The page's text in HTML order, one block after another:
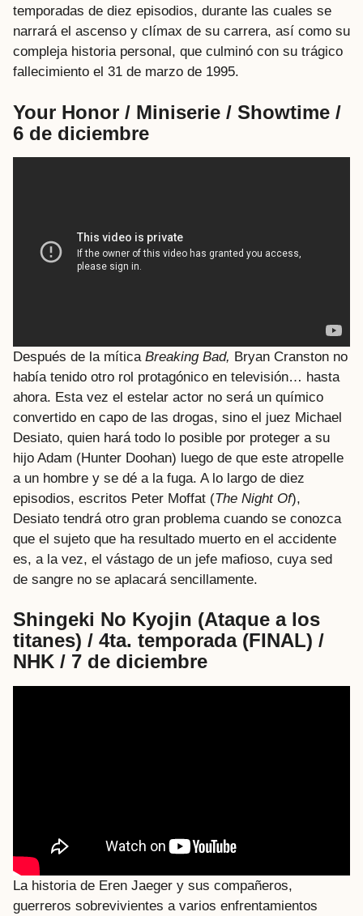
temporadas de diez episodios, durante las cuales se
narrará el ascenso y clímax de su carrera, así como su
compleja historia personal, que culminó con su trágico
fallecimiento el 31 de marzo de 1995.
Your Honor / Miniserie / Showtime /
6 de diciembre
Después de la mítica Breaking Bad, Bryan Cranston no
había tenido otro rol protagónico en televisión… hasta
ahora. Esta vez el estelar actor no será un químico
convertido en capo de las drogas, sino el juez Michael
Desiato, quien hará todo lo posible por proteger a su
hijo Adam (Hunter Doohan) luego de que este atropelle
a un hombre y se dé a la fuga. A lo largo de diez
episodios, escritos Peter Moffat (The Night Of),
Desiato tendrá otro gran problema cuando se conozca
que el sujeto que ha resultado muerto en el accidente
es, a la vez, el vástago de un jefe mafioso, cuya sed
de sangre no se aplacará sencillamente.
Shingeki No Kyojin (Ataque a los
titanes) / 4ta. temporada (FINAL) /
NHK / 7 de diciembre
La historia de Eren Jaeger y sus compañeros,
guerreros sobrevivientes a varios enfrentamientos